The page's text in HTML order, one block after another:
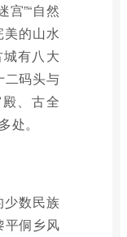
宫”“自然
美的山水
有八大
二码头与
、古全
处。
少数民族
平侗乡风